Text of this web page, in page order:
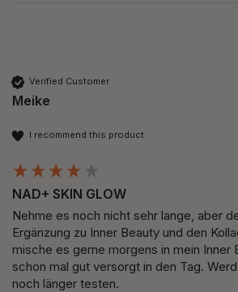
Verified Customer
Meike
I recommend this product
NAD+ SKIN GLOW
Nehme es noch nicht sehr lange, aber
Ergänzung zu Inner Beauty und den
mische es gerne morgens in mein Inner
schon mal gut versorgt in den Tag.
noch länger testen.